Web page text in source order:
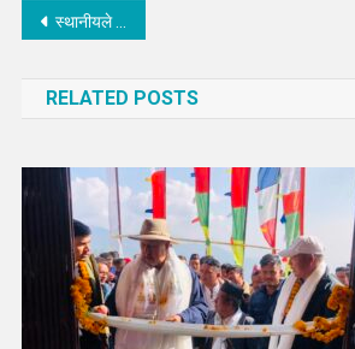
Post
स्थानीयले गरे मेलम्चीको मुहान बन्द, काठमाडौंमा पानी आपूर्ति ठप्प
RELATED POSTS